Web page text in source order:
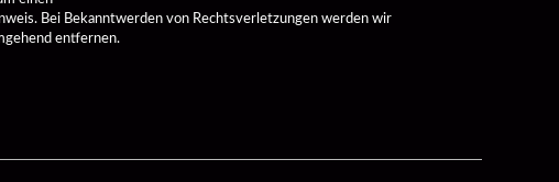
Bei Bekanntwerden von Rechtsverletzungen werden wir
entfernen.